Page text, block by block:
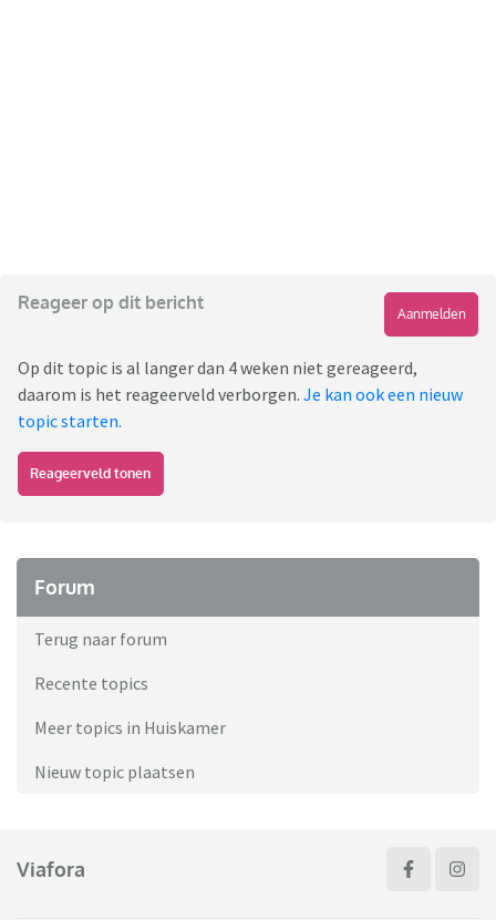
Reageer op dit bericht
Aanmelden
Op dit topic is al langer dan 4 weken niet gereageerd,
daarom is het reageerveld verborgen. Je kan ook een nieuw
topic starten.
Reageerveld tonen
Forum
Terug naar forum
Recente topics
Meer topics in Huiskamer
Nieuw topic plaatsen
Viafora